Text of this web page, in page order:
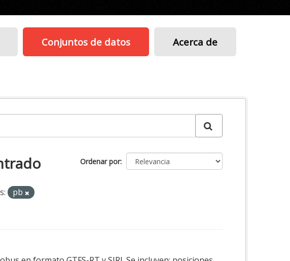
Conjuntos de datos Acerca de
Ordenar por
pb